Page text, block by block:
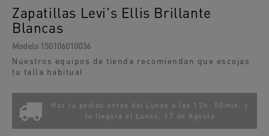
Zapatillas Levi's Ellis Brillante
Blancas
Modelo 150106010036
Nuestros equipos de tienda recomiendan que escojas
tu talla habitual
Haz tu pedido antes del Lunes a las 12h. 00min. y
te llegará el
Lunes, 17 de Agosto